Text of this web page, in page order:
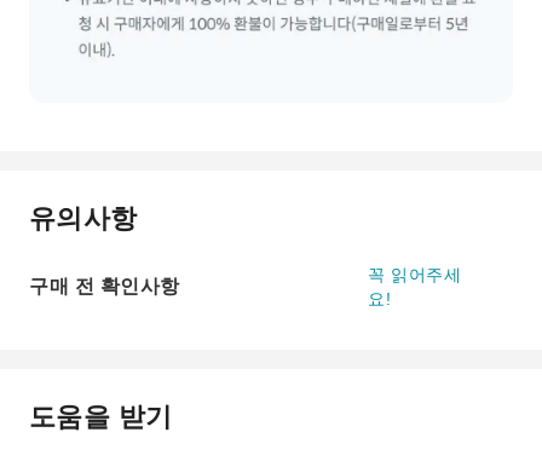
유의사항
구매 전 확인사항
꼭 읽어주세
요!
도움을 받기